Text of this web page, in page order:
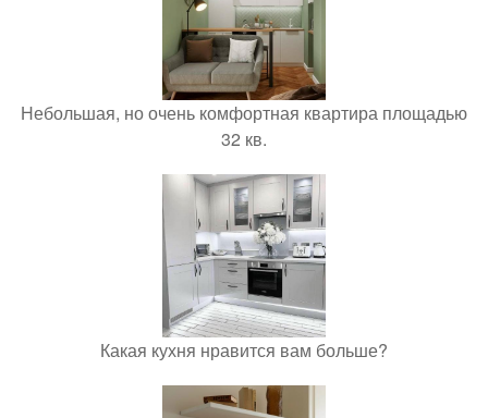
Небольшая, но очень комфортная квартира площадью
32 кв.
Какая кухня нравится вам больше?